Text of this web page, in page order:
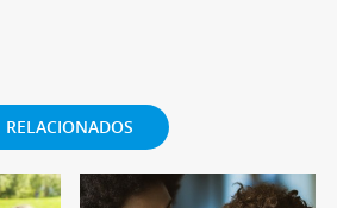
RELACIONADOS